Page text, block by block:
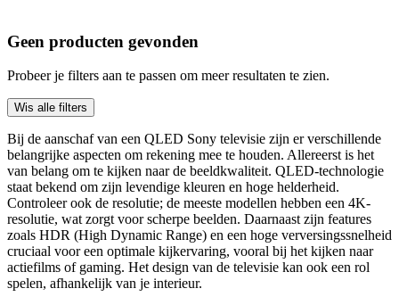
Geen producten gevonden
Probeer je filters aan te passen om meer resultaten te zien.
Wis alle filters
Bij de aanschaf van een QLED Sony televisie zijn er verschillende
belangrijke aspecten om rekening mee te houden. Allereerst is het
van belang om te kijken naar de beeldkwaliteit. QLED-technologie
staat bekend om zijn levendige kleuren en hoge helderheid.
Controleer ook de resolutie; de meeste modellen hebben een 4K-
resolutie, wat zorgt voor scherpe beelden. Daarnaast zijn features
zoals HDR (High Dynamic Range) en een hoge verversingssnelheid
cruciaal voor een optimale kijkervaring, vooral bij het kijken naar
actiefilms of gaming. Het design van de televisie kan ook een rol
spelen, afhankelijk van je interieur.